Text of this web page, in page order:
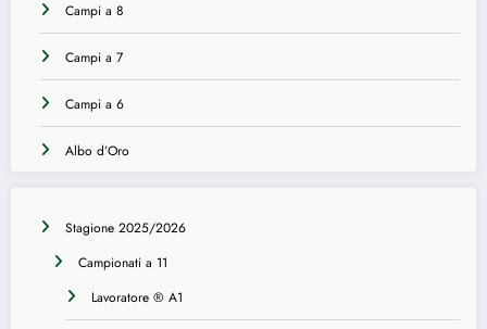
Campi a 8
Campi a 7
Campi a 6
Albo d’Oro
Stagione 2025/2026
Campionati a 11
Lavoratore ® A1